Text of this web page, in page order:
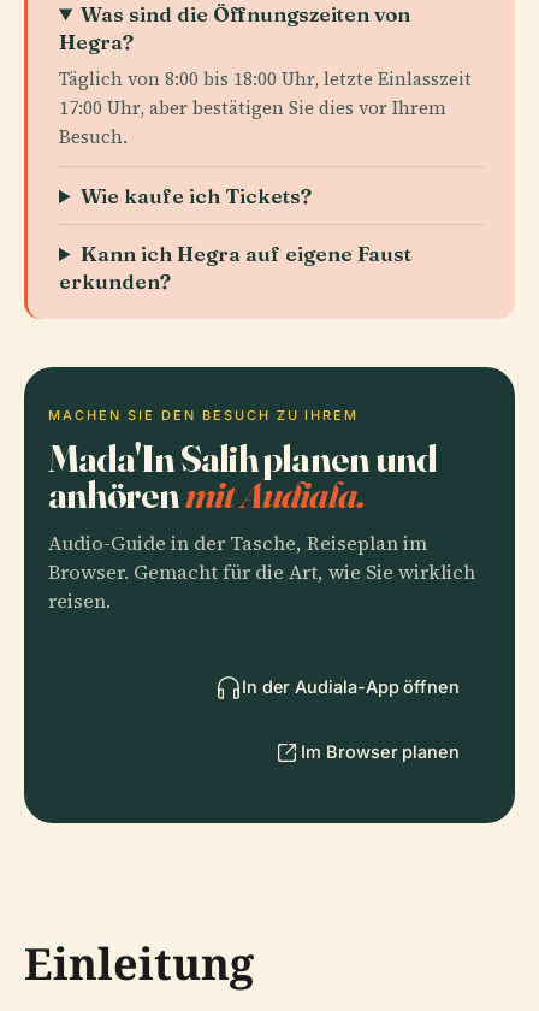
Was sind die Öffnungszeiten von
Hegra?
Täglich von 8:00 bis 18:00 Uhr, letzte Einlasszeit
17:00 Uhr, aber bestätigen Sie dies vor Ihrem
Besuch.
Wie kaufe ich Tickets?
Kann ich Hegra auf eigene Faust
erkunden?
MACHEN SIE DEN BESUCH ZU IHREM
Mada'In Salih planen und
anhörenmit Audiala.
Audio-Guide in der Tasche, Reiseplan im
Browser. Gemacht für die Art, wie Sie wirklich
reisen.
In der Audiala-App öffnen
Im Browser planen
Einleitung